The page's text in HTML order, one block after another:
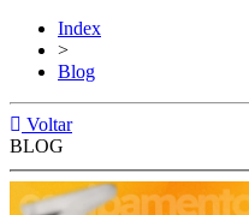
Index
>
Blog
Voltar
BLOG